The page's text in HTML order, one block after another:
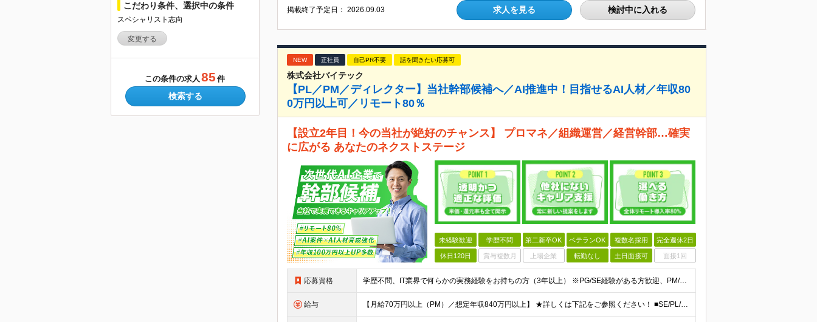
こだわり条件、選択中の条件
スペシャリスト志向
変更する
この条件の求人 85 件
検索する
掲載終了予定日：2026.09.03 求人を見る 検討中に入れる
NEW 正社員 自己PR不要 話を聞きたい応募可
株式会社バイテック
【PL／PM／ディレクター】当社幹部候補へ／AI推進中！目指せるAI人材／年収80
0万円以上可／リモート80％
【設立2年目！今の当社が絶好のチャンス】 プロマネ／組織運営／経営幹部…確実
に広がる あなたのネクストステージ
未経験歓迎 学歴不問 第二新卒OK ベテランOK 複数名採用 完全週休2日
休日120日 賞与複数月 上場企業 転勤なし 土日面接可 面接1回
応募資格 学歴不問、IT業界で何らかの実務経験をお持ちの方（3年以上） ※PG/SE経験がある方歓迎、PM/PL経験があれば即戦力として優遇 ※ブランクのある方歓迎 ※担当業務/フェーズ/使用言語などは限定せず
給与 【月給70万円以上（PM）／想定年収840万円以上】 ★詳しくは下記をご参照ください！ ■SE/PL/テスト計画以降などの上流フェーズ 月給53万円以上 ※想定年収636万円以上 ■PM/ディレク